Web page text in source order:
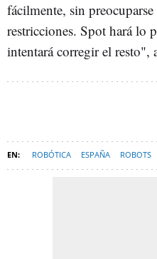
fácilmente, sin
restricciones. Spot hará lo
intentará corregir el resto",
ROBÓTICA ESPAÑA ROBOTS